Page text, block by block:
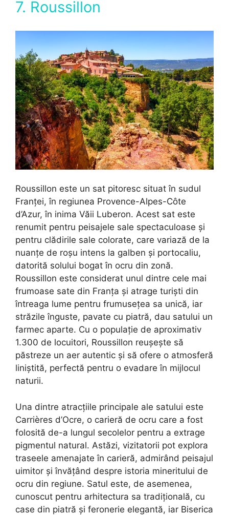
7. Roussillon
Roussillon este un sat pitoresc situat în sudul
Franței, în regiunea Provence-Alpes-Côte
d’Azur, în inima Văii Luberon. Acest sat este
renumit pentru peisajele sale spectaculoase și
pentru clădirile sale colorate, care variază de la
nuanțe de roșu intens la galben și portocaliu,
datorită solului bogat în ocru din zonă.
Roussillon este considerat unul dintre cele mai
frumoase sate din Franța și atrage turiști din
întreaga lume pentru frumusețea sa unică, iar
străzile înguste, pavate cu piatră, dau satului un
farmec aparte. Cu o populație de aproximativ
1.300 de locuitori, Roussillon reușește să
păstreze un aer autentic și să ofere o atmosferă
liniștită, perfectă pentru o evadare în mijlocul
naturii.
Una dintre atracțiile principale ale satului este
Carrières d’Ocre, o carieră de ocru care a fost
folosită de-a lungul secolelor pentru a extrage
pigmentul natural. Astăzi, vizitatorii pot explora
traseele amenajate în carieră, admirând peisajul
uimitor și învățând despre istoria mineritului de
ocru din regiune. Satul este, de asemenea,
cunoscut pentru arhitectura sa tradițională, cu
case din piatră și feronerie elegantă, iar Biserica